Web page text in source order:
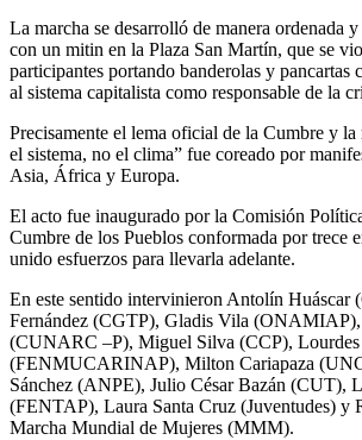
La marcha se desarrolló de manera ordenada
con un mitin en la Plaza San Martín, que se
participantes portando banderolas y pancartas
al sistema capitalista como responsable de la
Precisamente el lema oficial de la Cumbre y la
el sistema, no el clima” fue coreado por
Asia, África y Europa.
El acto fue inaugurado por la Comisión
Cumbre de los Pueblos conformada por trece
unido esfuerzos para llevarla adelante.
En este sentido intervinieron Antolín Huáscar
Fernández (CGTP), Gladis Vila (ONAMIAP),
(CUNARC –P), Miguel Silva (CCP), Lourdes
(FENMUCARINAP), Milton Cariapaza
Sánchez (ANPE), Julio César Bazán (CUT),
(FENTAP), Laura Santa Cruz (Juventudes) y
Marcha Mundial de Mujeres (MMM).